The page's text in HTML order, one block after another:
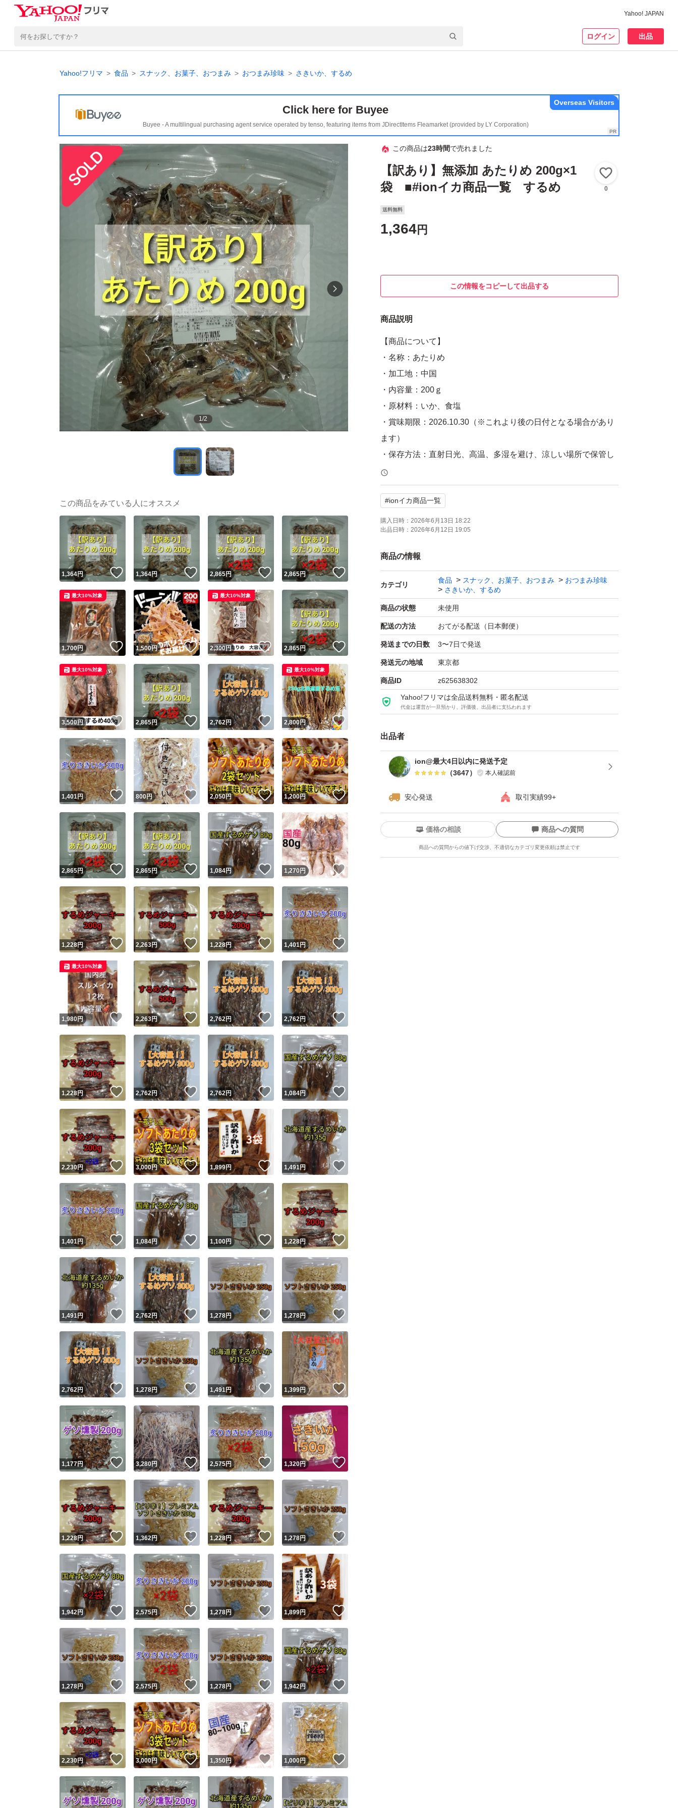
Yahoo! JAPAN
ログイン 出品
Yahoo!フリマ 食品 スナック、お菓子、おつまみ おつまみ珍味 さきいか、するめ
Click here for Buyee
Buyee - A multilingual purchasing agent service operated by tenso, featuring items from JDirectItems Fleamarket (provided by LY Corporation)
Overseas Visitors
1/2
この商品は23時間で売れました
【訳あり】無添加 あたりめ 200g×1
袋 ■#ionイカ商品一覧 するめ
0
送料無料
1,364円
この情報をコピーして出品する
商品説明
【商品について】
・名称：あたりめ
・加工地：中国
・内容量：200ｇ
・原材料：いか、食塩
・賞味期限：2026.10.30（※これより後の日付となる場合があり
ます）
・保存方法：直射日光、高温、多湿を避け、涼しい場所で保管し
て下さい。
【訳ありの理由】
商品加工の際に出た端材を使用
中身は正規品と同じなので、品質・味は問題ありません。
＊イカと食塩だけで作った完全無添加のあたりめ
＊酒の肴だけでなく、炊き込みご飯や煮物などにもおすすめ
【発送について】
クラフト封筒、宅配ビニール袋、クッション封筒などに商品をそ
のまま入れて発送予定です。
【価格について】
単品での値下げ交渉には応じません。
1袋→1,364円
▼宅急便コンパクト（匿名・追跡）発送
5袋→
#ionイカ商品一覧
購入日時： 2026年6月13日 18:22
出品日時： 2026年6月12日 19:05
商品の情報
カテゴリ
食品 スナック、お菓子、おつまみ
おつまみ珍味
さきいか、するめ
商品の状態 未使用
配送の方法 おてがる配送（日本郵便）
発送までの日数 3〜7日で発送
発送元の地域 東京都
商品ID z625638302
Yahoo!フリマは全品送料無料・匿名配送
代金は運営が一旦預かり、評価後、出品者に支払われます
出品者
ion@最大4日以内に発送予定
（3647） 本人確認前
安心発送 取引実績99+
ユーザーの実績について
Yahoo!フリマが定めた一定の基準を満たしたユーザーにバッジを付与しています
安心取引出品者
安心取引出品者 Yahoo!フリマの基準をクリアした安心・安全なユーザーです
取引実績
取引実績◯+ このユーザーはYahoo!フリマの取引を完了させた実績があります
他フリマ実績◯+ このユーザーは他フリマサービスでの取引実績があります
スピード&安心発送
※このバッジは実績に基づく表示であり、発送を保証しているものではありません
スピード＆安心発送
このユーザーは高頻度で24時間以内＆設定した発送日数内に発送してい
ます
スピード発送 このユーザーは高頻度で24時間以内に発送しています
安心発送 このユーザーは設定した発送日数内に発送しています
価格の相談 商品への質問
商品への質問からの値下げ交渉、不適切なカテゴリ変更依頼は禁止です
この商品の情報をコピーします
商品画像の無断転載は禁止されています
コピーは
1商品につき1回です
出品ページへ
キャンセル
この商品をみている人にオススメ
1,364円 いいね！
1,364円 いいね！
2,865円 いいね！
2,865円
1,700円 いいね！
最大10%対象
1,500円 いいね！
2,300円 いいね！
最大10%対象
2,865円
3,500円 いいね！
最大10%対象
2,865円 いいね！
2,762円 いいね！
2,800円
最大10%対象
1,401円 いいね！
800円 いいね！
2,050円 いいね！
1,200円 いいね！
2,865円 いいね！
2,865円 いいね！
1,084円 いいね！
1,270円 いいね！
1,228円 いいね！
2,263円 いいね！
1,228円 いいね！
1,401円
1,980円 いいね！
最大10%対象
2,263円 いいね！
2,762円 いいね！
2,762円
1,228円 いいね！
2,762円 いいね！
2,762円 いいね！
1,084円
2,230円 いいね！
3,000円 いいね！
1,899円 いいね！
1,491円
1,401円 いいね！
1,084円 いいね！
1,100円 いいね！
1,228円
1,491円 いいね！
2,762円 いいね！
1,278円 いいね！
1,278円
2,762円 いいね！
1,278円 いいね！
1,491円 いいね！
1,399円
1,177円 いいね！
3,280円 いいね！
2,575円 いいね！
1,320円
1,228円 いいね！
1,362円 いいね！
1,228円 いいね！
1,278円
1,942円 いいね！
2,575円 いいね！
1,278円 いいね！
1,899円
1,278円 いいね！
2,575円 いいね！
1,278円 いいね！
1,942円
2,230円 いいね！
3,000円 いいね！
1,350円 いいね！
1,000円